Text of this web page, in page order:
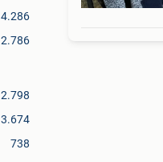
4.286
2.786
2.798
3.674
738